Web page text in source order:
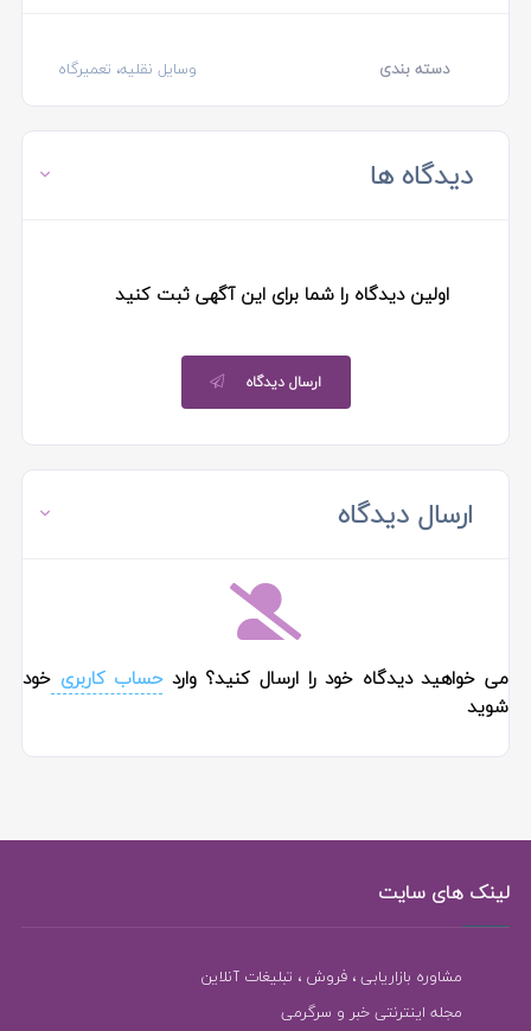
دسته بندی وسایل نقلیه، تعمیرگاه
دیدگاه ها
اولین دیدگاه را شما برای این آگهی ثبت کنید
ارسال دیدگاه
ارسال دیدگاه
می خواهید دیدگاه خود را ارسال کنید؟ واردحساب کاربریخود
شوید
لینک های سایت
مشاوره بازاریابی ، فروش ، تبلیغات آنلاین
مجله اینترنتی خبر و سرگرمی